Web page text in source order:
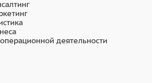
деятельности